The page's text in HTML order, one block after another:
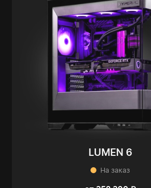
LUMEN 6
На заказ